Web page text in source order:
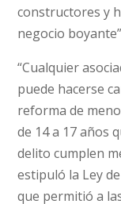
constructores y
negocio
“Cualquier
puede hacerse
reforma de
de 14 a 17 años
delito cumplen
estipuló la Ley
que permitió a